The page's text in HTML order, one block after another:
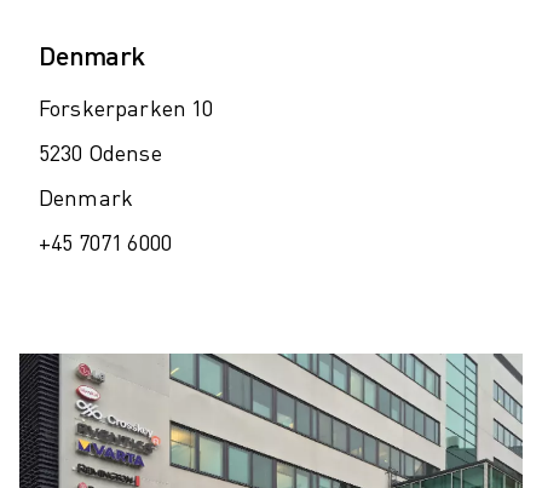
Denmark
Forskerparken 10
5230 Odense
Denmark
+45 7071 6000